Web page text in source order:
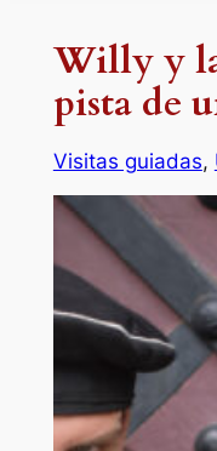
Willy y
pista de
Visitas guiadas,